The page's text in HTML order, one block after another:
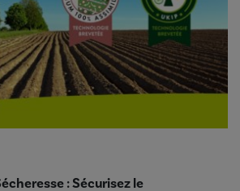
: Sécurisez le